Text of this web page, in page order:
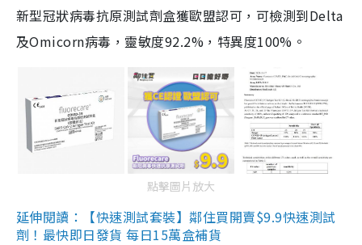
新型冠狀病毒抗原測試劑盒獲歐盟認可，可檢測到Delta
及Omicorn病毒，靈敏度92.2%，特異度100%。
點擊圖片放大
延伸閱讀：【快速測試套裝】鄰住買開賣$9.9快速測試
劑！最快即日發貨 每日15萬盒補貨